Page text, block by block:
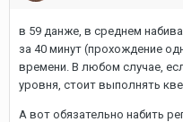
в 59 данже, в среднем
за 40 минут (прохождение
времени. В любом случае,
уровня, стоит выполнять
А вот обязательно набить